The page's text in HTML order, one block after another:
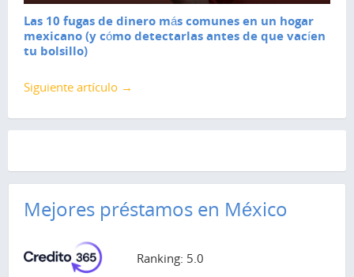
Las 10 fugas de dinero más comunes en un hogar
mexicano (y cómo detectarlas antes de que vacíen
tu bolsillo)
Siguiente artículo →
Mejores préstamos en México
Ranking: 5.0